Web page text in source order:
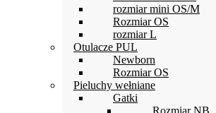
rozmiar mini OS/M
Rozmiar OS
rozmiar L
Otulacze PUL
Newborn
Rozmiar OS
Pieluchy wełniane
Gatki
Rozmiar NB